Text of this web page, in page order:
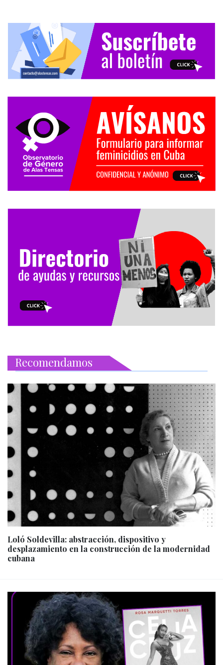
Recomendamos
Loló Soldevilla: abstracción, dispositivo y
desplazamiento en la construcción de la modernidad
cubana